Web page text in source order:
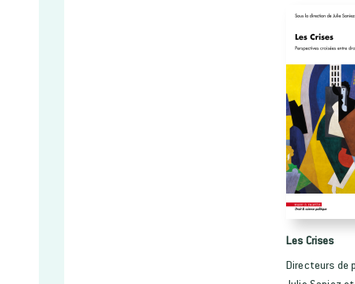
Les Crises
Directeurs de